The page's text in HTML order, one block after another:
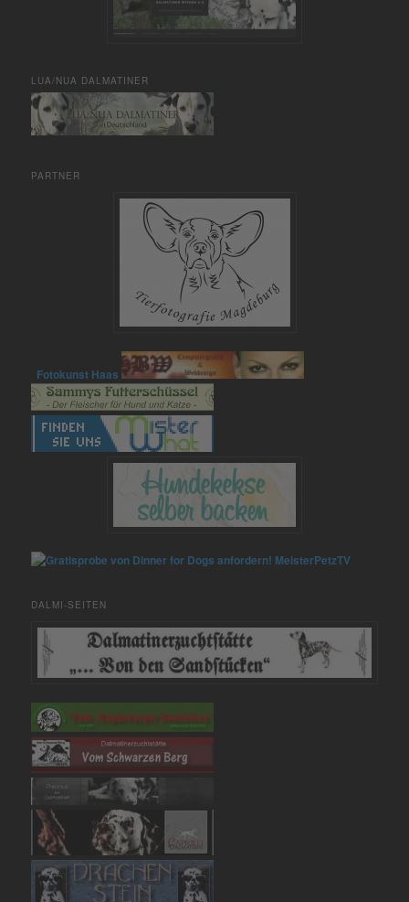
LUA/NUA DALMATINER
PARTNER
Fotokunst Haas
MeisterPetzTV
DALMI-SEITEN